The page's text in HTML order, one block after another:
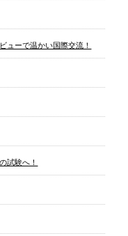
ューで温かい国際交流！
試験へ！